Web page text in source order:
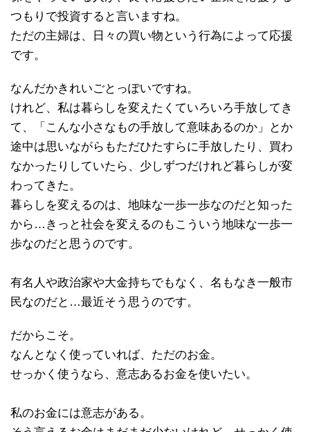
つもりで投資すると言いますね。
ただの主婦は、日々の買い物という行為によって応援
です。
なんだかきれいごとっぽいですね。
けれど、私は暮らしを変えたくていろいろ手放してき
て、「こんな小さなもの手放して意味あるのか」とか
途中は思いながらもただひたすらに手放したり、買わ
なかったりしていたら、少しずつだけれど暮らしが変
わってきた。
暮らしを変えるのは、地味な一歩一歩なのだと知った
から…きっと社会を変えるのもこういう地味な一歩一
歩なのだと思うのです。
有名人や政治家や大金持ちでもなく、名もなき一般市
民なのだと…最近そう思うのです。
だからこそ。
なんとなく使っていれば、ただのお金。
せっかく使うなら、意志あるお金を使いたい。
私のお金には意志がある。